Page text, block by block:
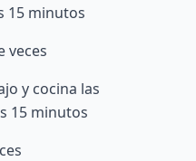
15 minutos
veces
y cocina las
15 minutos